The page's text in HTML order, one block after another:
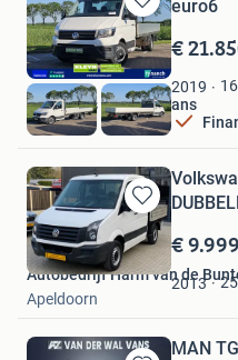
Bewaren
in
Mijn
Favorieten
euro6
€
2019
Bestelbus | KLEYN Vans
Vuren
Bewaren
in
Mijn
Favorieten
€
2013
Autobedrijf Harm van de
Apeldoorn
MAN